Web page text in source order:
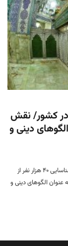
در کشور/ نقش
دینی و
مدیرکل بقاع متبرکه سازمان اوقاف و امور خیریه با اشاره به شناسایی ۴۰ هزار نفر از
الگوهای دینی و